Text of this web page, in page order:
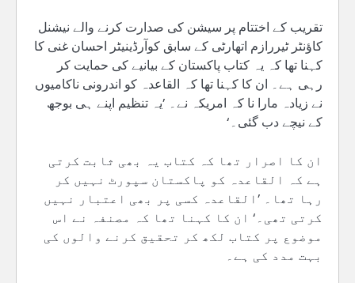
تقریب کے اختتام پر سیشن کی صدارت کرنے والے نیشنل
کاؤنٹر ٹیررازم اتھارٹی کے سابق کوآرڈینیٹر احسان غنی کا
کہنا تھا کہ یہ کتاب پاکستان کے بیانیے کی حمایت کر
رہی ہے۔ ان کا کہنا تھا کہ القاعدہ کو اندرونی ناکامیوں
نے زیادہ مارا نا کہ امریکہ نے۔ ’یہ تنظیم اپنے ہی بوجھ
کے نیچے دب گئی۔‘
ان کا اصرار تھا کہ کتاب یہ بھی ثابت کرتی
ہے کہ القاعدہ کو پاکستان سپورٹ نہیں کر
رہا تھا۔ ’القاعدہ کسی پر بھی اعتبار نہیں
کرتی تھی۔‘ ان کا کہنا تھا کہ مصنفہ نے اس
موضوع پر کتاب لکھ کر تحقیق کرنے والوں کی
بہت مدد کی ہے۔